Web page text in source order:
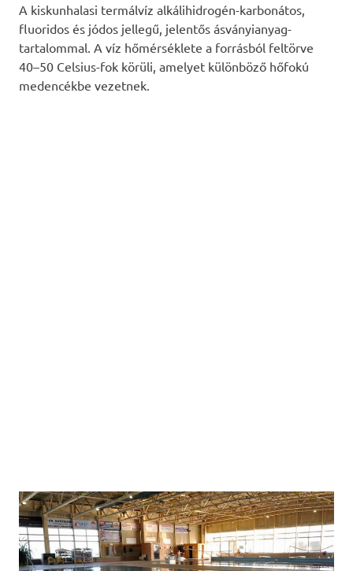
A kiskunhalasi termálvíz alkálihidrogén-karbonátos,
fluoridos és jódos jellegű, jelentős ásványianyag-
tartalommal. A víz hőmérséklete a forrásból feltörve
40–50 Celsius-fok körüli, amelyet különböző hőfokú
medencékbe vezetnek.